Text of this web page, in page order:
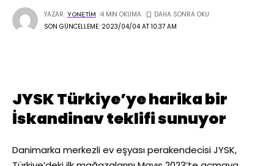
SON GÜNCELLEME: 2023/04/04 AT 10:37 AM
YAZAR: YONETIM 4 MIN OKUMA
JYSK Türkiye’ye harika bir
İskandinav teklifi sunuyor
Danimarka merkezli ev eşyası perakendecisi JYSK,